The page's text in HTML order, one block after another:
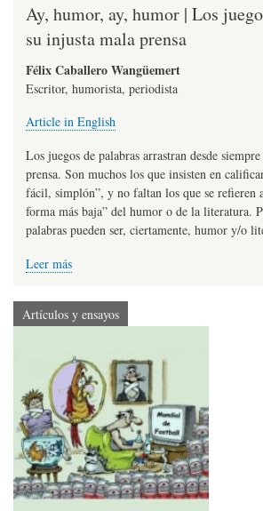
Ay, humor, ay, humor | Los
su injusta mala prensa
Félix Caballero Wangüemert
Escritor, humorista, periodista
Article in English
Los juegos de palabras arrastran desde
prensa. Son muchos los que insisten en
fácil, simplón”, y no faltan los que se refieren
forma más baja” del humor o de la literatura.
palabras pueden ser, ciertamente, humor y/o
Leer más
Artículos y ensayos